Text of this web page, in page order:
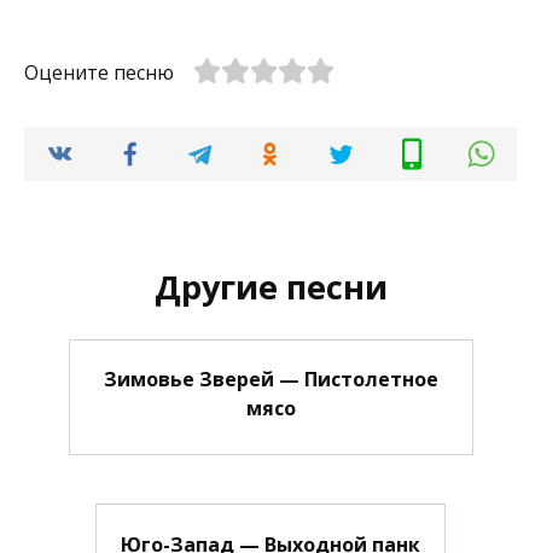
Оцените песню
Другие песни
Зимовье Зверей — Пиcтoлeтнoe
мяco
Юго-Запад — Выходной панк